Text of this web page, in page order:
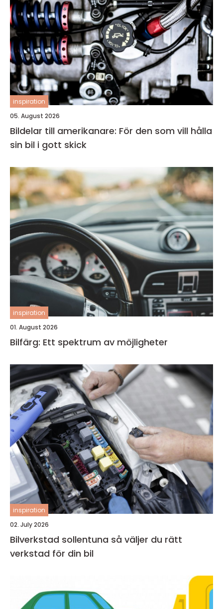
inspiration
05. August 2026
Bildelar till amerikanare: För den som vill hålla
sin bil i gott skick
inspiration
01. August 2026
Bilfärg: Ett spektrum av möjligheter
inspiration
02. July 2026
Bilverkstad sollentuna så väljer du rätt
verkstad för din bil